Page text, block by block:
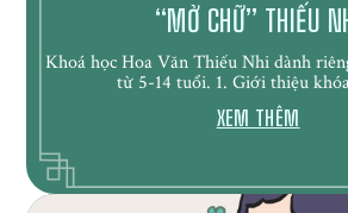
“MỞ CHỮ” THIẾU
Khoá học Hoa Văn Thiếu Nhi dành
từ 5-14 tuổi. 1. Giới thiệu
XEM THÊM